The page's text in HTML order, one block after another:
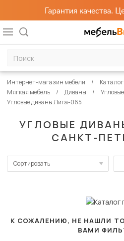
Гарантия качества.
УГЛОВЫЕ
САНКТ-
Интернет-магазин мебели
Мягкая мебель
Диваны
Угловые диваны Лига-065
Сортировать
Сначала дешевые
К СОЖАЛЕНИЮ, НЕ НАШЛИ
ВАМИ